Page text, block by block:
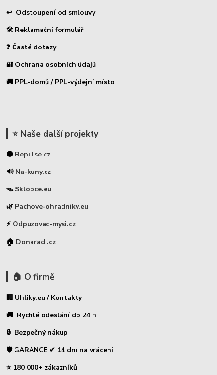
↩ Odstoupení od smlouvy
🛠 Reklamační formulář
❓ Časté dotazy
🔐 Ochrana osobních údajů
🚚 PPL-domů / PPL-výdejní místo
⭐ Naše další projekty
⚫ Repulse.cz
🔊 Na-kuny.cz
🪤 Sklopce.eu
🌿 Pachove-ohradniky.eu
⚡ Odpuzovac-mysi.cz
🏠 Donaradi.cz
🏠 O firmě
🏢 Uhliky.eu / Kontakty
🚚 Rychlé odeslání do 24 h
🔒 Bezpečný nákup
🛡️ GARANCE ✔ 14 dní na vrácení
⭐ 180 000+ zákazníků